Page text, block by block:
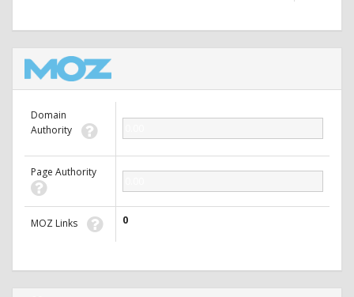
Domain
Authority
Page Authority
MOZ Links 0